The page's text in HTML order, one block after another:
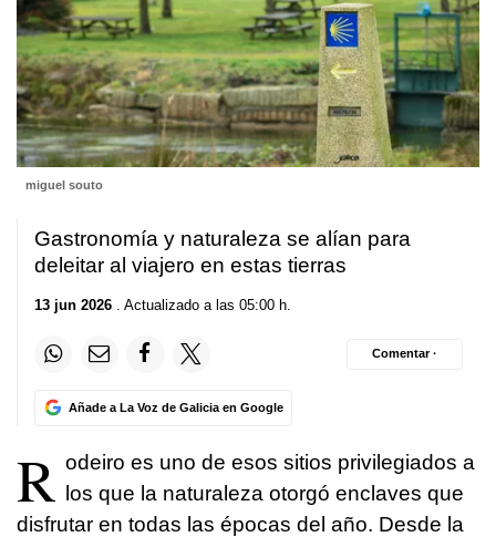
miguel souto
Gastronomía y naturaleza se alían para
deleitar al viajero en estas tierras
13 jun 2026 . Actualizado a las 05:00 h.
Añade a La Voz de Galicia en Google
Comentar ·
R odeiro es uno de esos sitios privilegiados a
los que la naturaleza otorgó enclaves que
disfrutar en todas las épocas del año. Desde la